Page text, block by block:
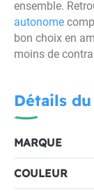
ensemble.
autonome
bon choix en
moins de
Détails
MARQUE
COULEUR